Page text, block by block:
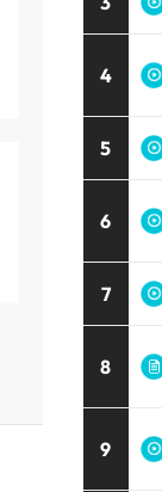
4
5
6
7
8
9